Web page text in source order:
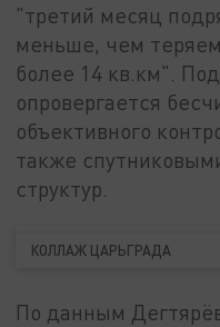
"третий месяц
меньше, чем
более 14 кв.км".
опровергается
объективного
также
структур.
КОЛЛАЖ ЦАРЬГРАДА
По данным